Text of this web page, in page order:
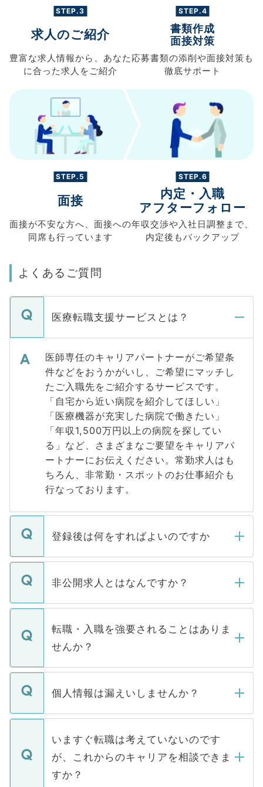
STEP.3
求人のご紹介
豊富な求人情報から、 あなた
に合った求人を ご紹介
STEP.4
書類作成
面接対策
応募書類の添削や面接対策も
徹底サポート
STEP.5
面接
面接が不安な方へ、 面接への
同席も行っています
STEP.6
内定・入職
アフターフォロー
年収交渉や入社日調整まで、
内定後もバックアップ
よくあるご質問
医療転職支援サービスとは？
医師専任のキャリアパートナーがご希望条
件などをおうかがいし、ご希望にマッチし
たご入職先をご紹介するサービスです。
「自宅から近い病院を紹介してほしい」
「医療機器が充実した病院で働きたい」
「年収1,500万円以上の病院を探してい
る」など、さまざまなご要望をキャリアパ
ートナーにお伝えください。常勤求人はも
ちろん、非常勤・スポットのお仕事紹介も
行なっております。
登録後は何をすればよいのですか
ご登録いただきましたら、弊社担当者がご
登録内容を確認し、その後メールもしくは
ます。通常、5営業日以内にはご連絡をせて
いただきますので、しばらくお待ちくださ
い。
非公開求人とはなんですか？
マイナビDOCTORで取り扱っている求人の
うち約3割は、Webサイトからご覧いただ
けない「非公開求人」です。非公開求人は
下記の理由によって、一般には公開してい
ません。
■応募殺到を避けるため 人気のある医療機
関を公にしてしまうと、応募が殺到する場
に、医療機関が求める条件に合った人材の
みを人材紹介会社に依頼するケースが増え
ています。
転職・入職を強要されることはありま
せんか？
転職・入職を強要することは一切ありませ
ん。また、仮に応募先から内定をいただい
定を承諾する必要はありません。内定先へ
の辞退の連絡はキャリアパートナーが行い
ますので、ご安心ください。
個人情報は漏えいしませんか？
個人情報が漏えいすることはありませんの
で、ご安心ください。当サイトからの登録
などで収集したご登録者様の個人情報は、
ご本人のキャリアアップおよび転職活動の
支援を目的に使用いたします。お預かりし
いますぐ転職は考えていないのです
が、これからのキャリアを相談できま
すか？